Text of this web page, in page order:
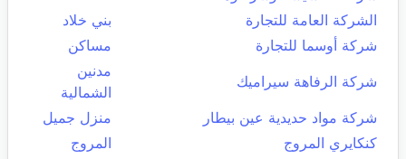
الشركة العامة للتجارة
بني خلاد
شركة أوسما للتجارة
مساكن
شركة الرفاهة سيراميك
مدنين
الشمالية
شركة مواد حديدية عين بيطار
منزل جميل
كنكايري المروج
المروج